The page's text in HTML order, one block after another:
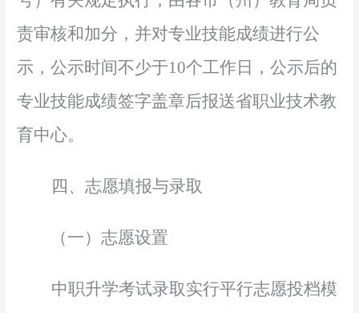
责审核和加分，并对专业技能成绩进行公
示，公示时间不少于10个工作日，公示后的
专业技能成绩签字盖章后报送省职业技术教
育中心。
四、志愿填报与录取
（一）志愿设置
中职升学考试录取实行平行志愿投档模